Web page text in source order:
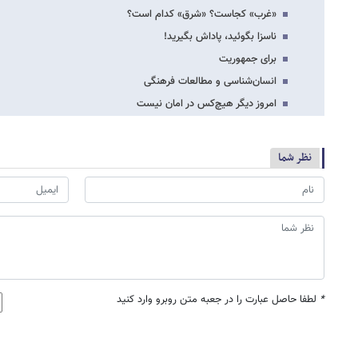
«غرب» کجاست؟ «شرق» کدام است؟
ناسزا بگوئید، پاداش بگیرید!
برای جمهوریت
انسان‌شناسی و مطالعات فرهنگی
امروز دیگر هیچ‌کس در امان نیست
نظر شما
* لطفا حاصل عبارت را در جعبه متن روبرو وارد کنید